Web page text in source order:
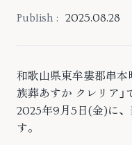
Publish : 2025.08.28
和歌山県東牟婁郡串本
族葬あすか クレリア」
2025年9月5日(金)に
す。